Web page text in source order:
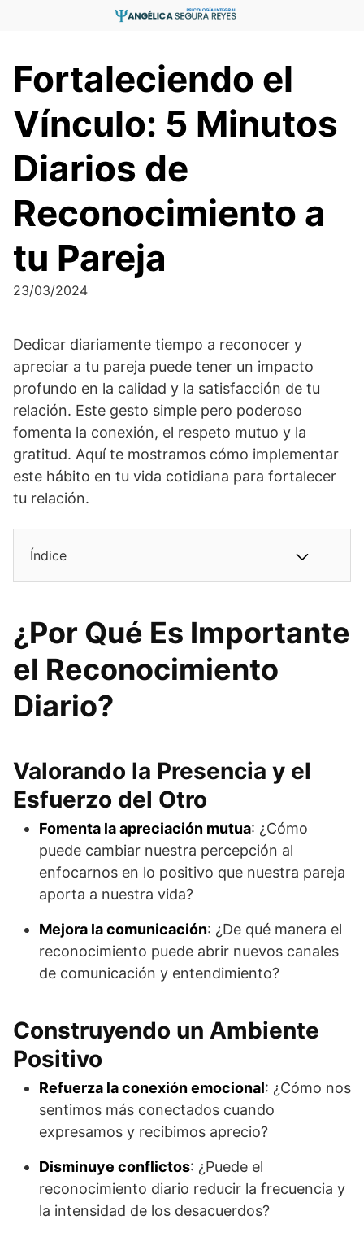
Fortaleciendo el
Vínculo: 5 Minutos
Diarios de
Reconocimiento a
tu Pareja
23/03/2024
Dedicar diariamente tiempo a reconocer y
apreciar a tu pareja puede tener un impacto
profundo en la calidad y la satisfacción de tu
relación. Este gesto simple pero poderoso
fomenta la conexión, el respeto mutuo y la
gratitud. Aquí te mostramos cómo implementar
este hábito en tu vida cotidiana para fortalecer
tu relación.
Índice
¿Por Qué Es Importante
el Reconocimiento
Diario?
Valorando la Presencia y el
Esfuerzo del Otro
Fomenta la apreciación mutua: ¿Cómo
puede cambiar nuestra percepción al
enfocarnos en lo positivo que nuestra pareja
aporta a nuestra vida?
Mejora la comunicación: ¿De qué manera el
reconocimiento puede abrir nuevos canales
de comunicación y entendimiento?
Construyendo un Ambiente
Positivo
Refuerza la conexión emocional: ¿Cómo nos
sentimos más conectados cuando
expresamos y recibimos aprecio?
Disminuye conflictos: ¿Puede el
reconocimiento diario reducir la frecuencia y
la intensidad de los desacuerdos?